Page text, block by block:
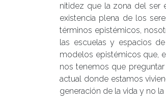
nitidez que la zona del ser
existencia plena de los
términos epistémicos,
las escuelas y espacios
modelos epistémicos que,
nos tenemos que
actual donde estamos
generación de la vida y no